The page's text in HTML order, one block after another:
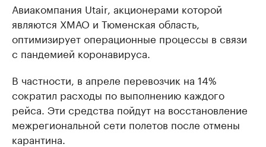
Авиакомпания Utair, акционерами которой
являются ХМАО и Тюменская область,
оптимизирует операционные процессы в связи
с пандемией коронавируса.
В частности, в апреле перевозчик на 14%
сократил расходы по выполнению каждого
рейса. Эти средства пойдут на восстановление
межрегиональной сети полетов после отмены
карантина.